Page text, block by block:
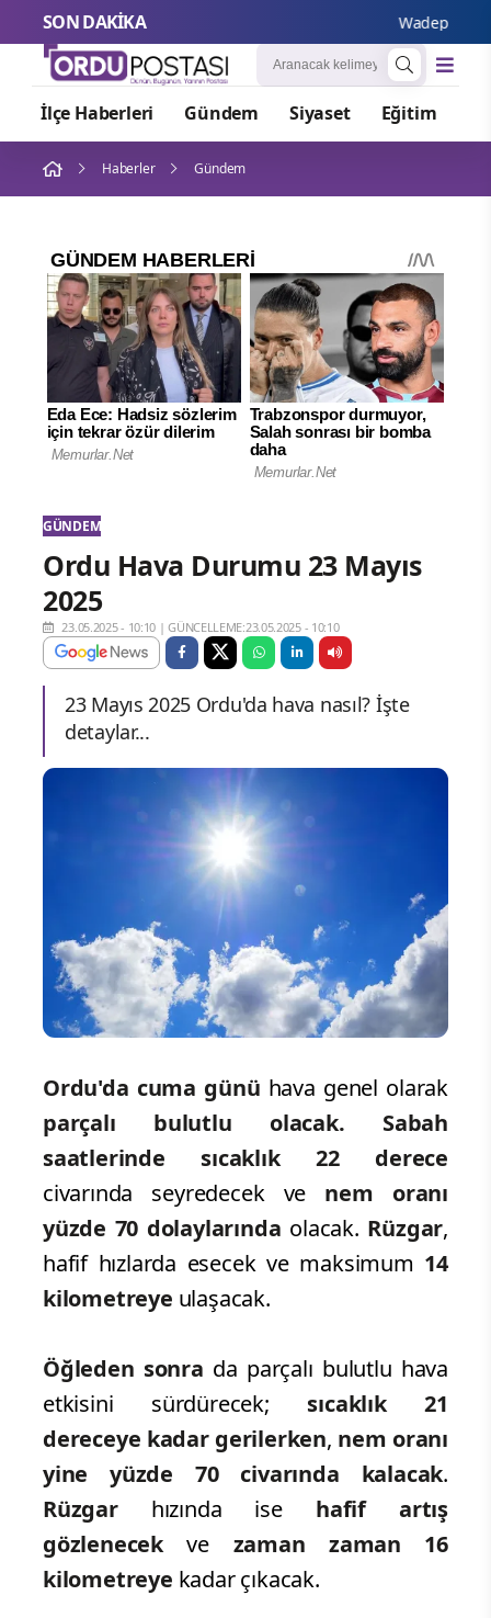
SON DAKİKA Wadephul’dan
İlçe Haberleri Gündem Siyaset Eğitim
Haberler Gündem
GÜNDEM
Ordu Hava Durumu 23 Mayıs
2025
23.05.2025 - 10:10 |GÜNCELLEME:23.05.2025 - 10:10
23 Mayıs 2025 Ordu'da hava nasıl? İşte
detaylar...
Ordu'da cuma günü hava genel olarak
parçalı bulutlu olacak. Sabah
saatlerinde sıcaklık 22 derece
civarında seyredecek ve nem oranı
yüzde 70 dolaylarında olacak. Rüzgar,
hafif hızlarda esecek ve maksimum 14
kilometreye ulaşacak.
Öğleden sonra da parçalı bulutlu hava
etkisini sürdürecek; sıcaklık 21
dereceye kadar gerilerken, nem oranı
yine yüzde 70 civarında kalacak.
Rüzgar hızında ise hafif artış
gözlenecekve zaman zaman 16
kilometreye kadar çıkacak.